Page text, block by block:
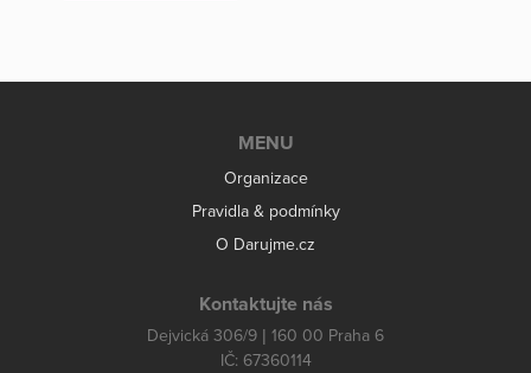
MENU
Organizace
Pravidla & podmínky
O Darujme.cz
Kontaktujte nás
Dejvická 306/9 | 160 00 Praha 6
IČ: 67360114